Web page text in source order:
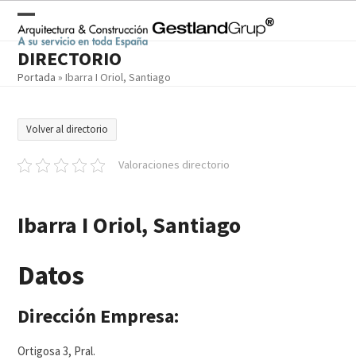
contentOpen
mobile
menu
Close
mobile
menu
DIRECTORIO
Portada »Ibarra I Oriol, Santiago
Volver al directorio
Valoraciones directorio
Ibarra I Oriol, Santiago
Datos
Dirección Empresa:
Ortigosa 3, Pral.